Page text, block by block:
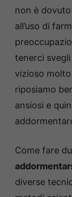
non è
all’uso di
tenerci
vizioso
riposiamo
ansiosi e
Come fare
diverse